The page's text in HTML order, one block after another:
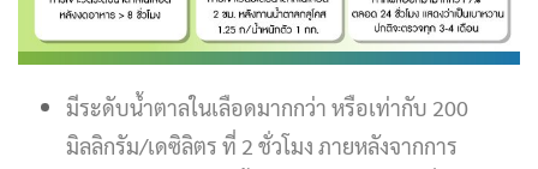
มีระดับน้ำตาลในเลือดมากกว่า หรือเท่ากับ 200
มิลลิกรัม/เดซิลิตร ที่ 2 ชั่วโมง ภายหลังจากการ